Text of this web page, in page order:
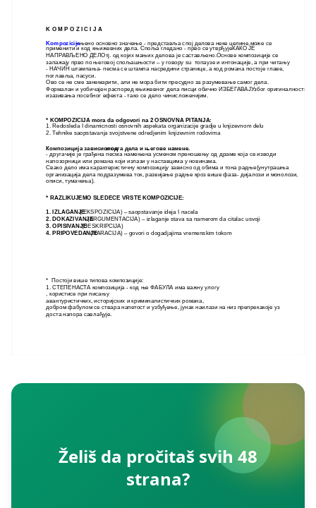
K O M P O Z I C I J A
Kompozicija
–њено основно значење - представља спој делова неке целине,може се
применити и код књижевних дела. Споља гледано - прво се утврђујеКАКО ЈЕ
НАПРАВЉЕНО ДЕЛОтј. од којих мањих делова је састављено.Основе композиције се
запажају прво по његовој спољашњости – у говору su топаузе и интонације, а при читању
- НАЧИН штампања- песма се штампа насредини странице, а код романа постоје главе,
поглавља, пасуси.
Ово се не сме занемарити, али не мора бити пресудно за разумевање самог дела.
Формалан и уобичајен распоред књижевног дела писци обично ИЗБЕГАВАЈУзбог оригиналности и
изазивања посебног ефекта - тако се дело чинисложенијим.
* KOMPOZICIJA mora da odgovori na 2 OSNOVNA PITANJA:
1. Redosleda I dinamicnosti osnovnih aspekata organizacije gradje u knjizevnom delu
2. Tehnike saopstavanja svojstvene odredjenim knjizevnim rodovima
Композиција зависи и одопсега дела и његове намене.
- другачије је грађена песма намењена усменом преношењу од драме која се изводи
напозорници или романа који излази у наставцима у новинама.
Свако дело има карактеристичну композицију зависно од обима и тона радње(унутрашња
организација дела подразумева ток, развијање радње кроз више фаза- дијалози и монолози,
описи, тумачења).
* RAZLIKUJEMO SLEDECE VRSTE KOMPOZICIJE:
1. IZLAGANJE( EKSPOZICIJA) – saopstavanje ideja I nacela
2. DOKAZIVANJE(ARGUMENTACIJA) – izlaganje stava sa namerom da citalac usvoji
3. OPISIVANJE(DESKRIPCIJA)
4. PRIPOVEDANJE(NARACIJA) – govori o dogadjajima vremenskim tokom
* Постоји више типова композиције:
1. СТЕПЕНАСТА композиција - код ње ФАБУЛА има важну улогу
, користисе при писању
авантуристичких, историјских и криминалистичких романа,
добром фабулом се ствара напетост и узбуђење, јунак наилази на низ препрекакоје уз
доста напора савлађује.
Želiš da pročitaš svih 48
strana?